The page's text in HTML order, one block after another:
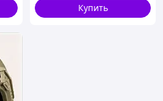
Купить